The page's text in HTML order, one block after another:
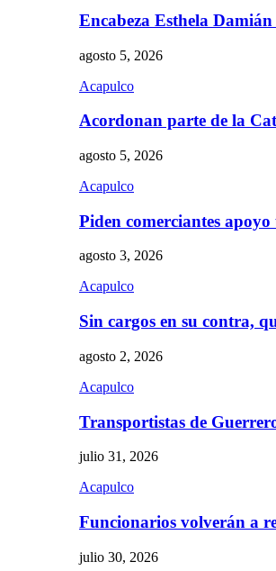
Encabeza Esthela
agosto 5, 2026
Acapulco
Acordonan parte de la
agosto 5, 2026
Acapulco
Piden comerciantes
agosto 3, 2026
Acapulco
Sin cargos en su contra,
agosto 2, 2026
Acapulco
Transportistas de
julio 31, 2026
Acapulco
Funcionarios volverán a
julio 30, 2026